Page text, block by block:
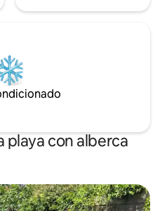
playa con alberca